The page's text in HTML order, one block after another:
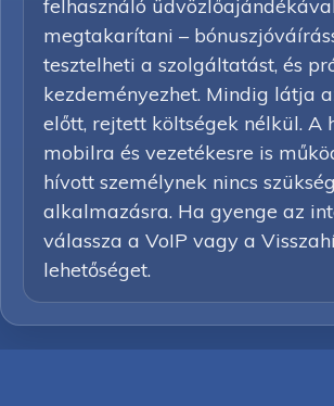
felhasználó
megtakarítani –
tesztelheti a szolgáltatást, és
kezdeményezhet. Mindig látja
előtt, rejtett költségek nélkül. A
mobilra és vezetékesre is
hívott személynek nincs
alkalmazásra. Ha gyenge az
válassza a VoIP vagy a
lehetőséget.